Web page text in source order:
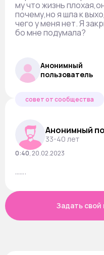
му что жизнь
почему,но я шла к
чего у меня нет. Я
бо мне подумала?
Анонимный
пользователь
совет от сообщества
Анонимный
33-40 лет
0:40,20.02.2023
…….
Задать свой